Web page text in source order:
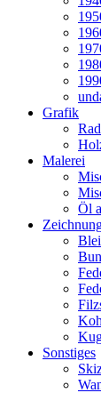
Grafik
Malerei
Öl
Sonstiges